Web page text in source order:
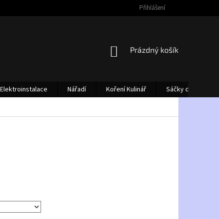
Přihlášení
NÁKUPNÍ
Prázdný košík
Elektroinstalace Nářadí Koření Kulinář
Sáčky do